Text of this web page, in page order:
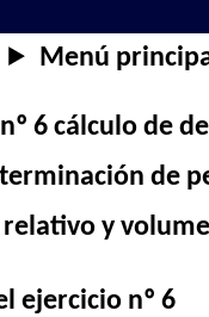
Menú
6 cálculo de
de
relativo y
ejercicio nº 6